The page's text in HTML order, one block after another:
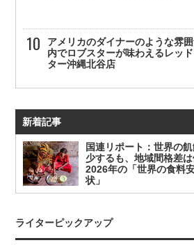
アメリカのダイナーのような雰
内でロブスターが味わえるレッ
ター沖縄北谷店
新着記事
国連リポート：世界の
少するも、地域間格差
2026年の「世界の食料
状」
ライターピックアップ